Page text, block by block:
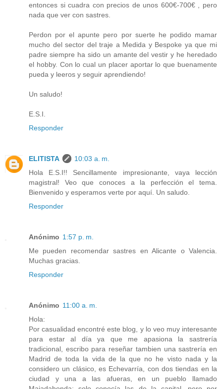
entonces si cuadra con precios de unos 600€-700€ , pero
nada que ver con sastres.
Perdon por el apunte pero por suerte he podido mamar
mucho del sector del traje a Medida y Bespoke ya que mi
padre siempre ha sido un amante del vestir y he heredado
el hobby. Con lo cual un placer aportar lo que buenamente
pueda y leeros y seguir aprendiendo!
Un saludo!
E.S.I.
Responder
ELITISTA
10:03 a. m.
Hola E.S.I!! Sencillamente impresionante, vaya lección
magistral! Veo que conoces a la perfección el tema.
Bienvenido y esperamos verte por aquí. Un saludo.
Responder
Anónimo 1:57 p. m.
Me pueden recomendar sastres en Alicante o Valencia.
Muchas gracias.
Responder
Anónimo 11:00 a. m.
Hola:
Por casualidad encontré este blog, y lo veo muy interesante
para estar al día ya que me apasiona la sastrería
tradicional, escribo para reseñar tambien una sastrería en
Madrid de toda la vida de la que no he visto nada y la
considero un clásico, es Echevarría, con dos tiendas en la
ciudad y una a las afueras, en un pueblo llamado